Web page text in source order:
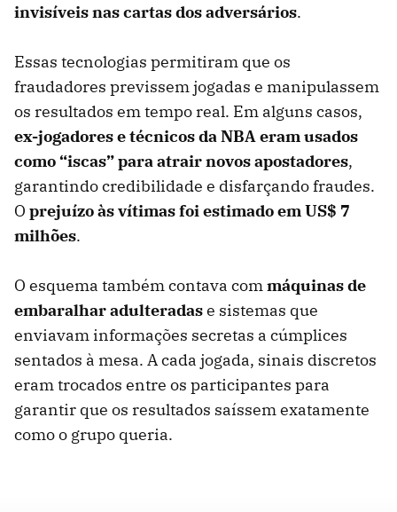
invisíveis nas cartas dos adversários.
Essas tecnologias permitiram que os
fraudadores previssem jogadas e manipulassem
os resultados em tempo real. Em alguns casos,
ex-jogadores e técnicos da NBA eram usados
como “iscas” para atrair novos apostadores,
garantindo credibilidade e disfarçando fraudes.
O prejuízo às vítimas foi estimado emUS$ 7
milhões.
O esquema também contava commáquinas de
embaralhar adulteradase sistemas que
enviavam informações secretas a cúmplices
sentados à mesa. A cada jogada, sinais discretos
eram trocados entre os participantes para
garantir que os resultados saíssem exatamente
como o grupo queria.